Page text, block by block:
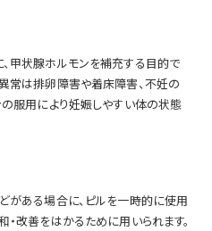
甲状腺ホルモンを補充する目的で
常は排卵障害や着床障害、不妊の
の服用により妊娠しやすい体の状態
がある場合に、ピルを一時的に使用
改善をはかるために用いられます。